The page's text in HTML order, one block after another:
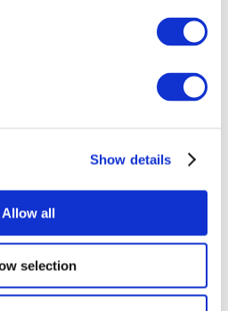
Show details
Allow all
selection
speciale